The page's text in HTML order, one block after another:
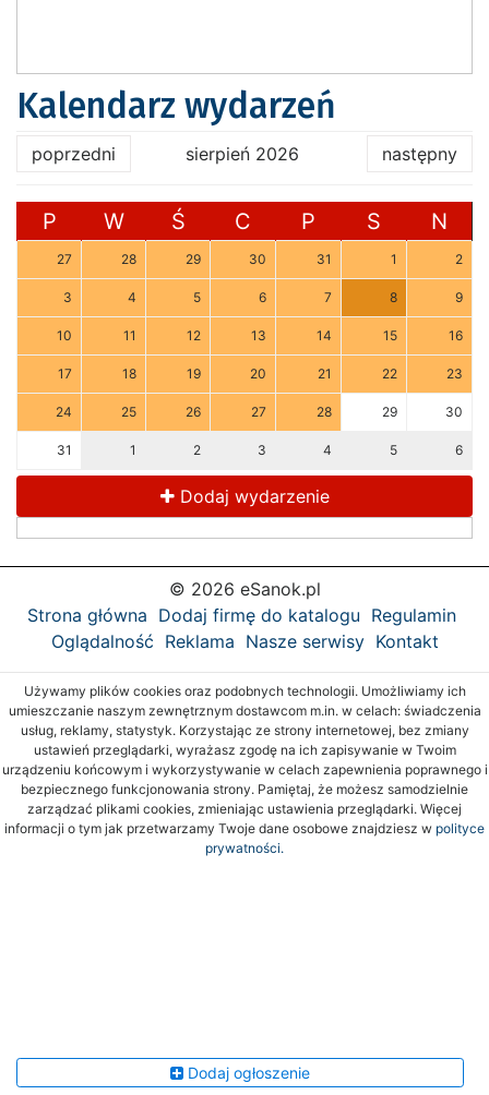
Kalendarz wydarzeń
poprzedni sierpień 2026 następny
P W Ś C P S N
27 28 29 30 31 1 2
3 4 5 6 7 8 9
10 11 12 13 14 15 16
17 18 19 20 21 22 23
24 25 26 27 28 29 30
31 1 2 3 4 5 6
Dodaj wydarzenie
© 2026 eSanok.pl
Strona główna Dodaj firmę do katalogu Regulamin
Oglądalność Reklama Nasze serwisy Kontakt
Używamy plików cookies oraz podobnych technologii. Umożliwiamy ich
umieszczanie naszym zewnętrznym dostawcom m.in. w celach: świadczenia
usług, reklamy, statystyk. Korzystając ze strony internetowej, bez zmiany
ustawień przeglądarki, wyrażasz zgodę na ich zapisywanie w Twoim
urządzeniu końcowym i wykorzystywanie w celach zapewnienia poprawnego i
bezpiecznego funkcjonowania strony. Pamiętaj, że możesz samodzielnie
zarządzać plikami cookies, zmieniając ustawienia przeglądarki. Więcej
informacji o tym jak przetwarzamy Twoje dane osobowe znajdziesz w polityce
prywatności.
Dodaj ogłoszenie